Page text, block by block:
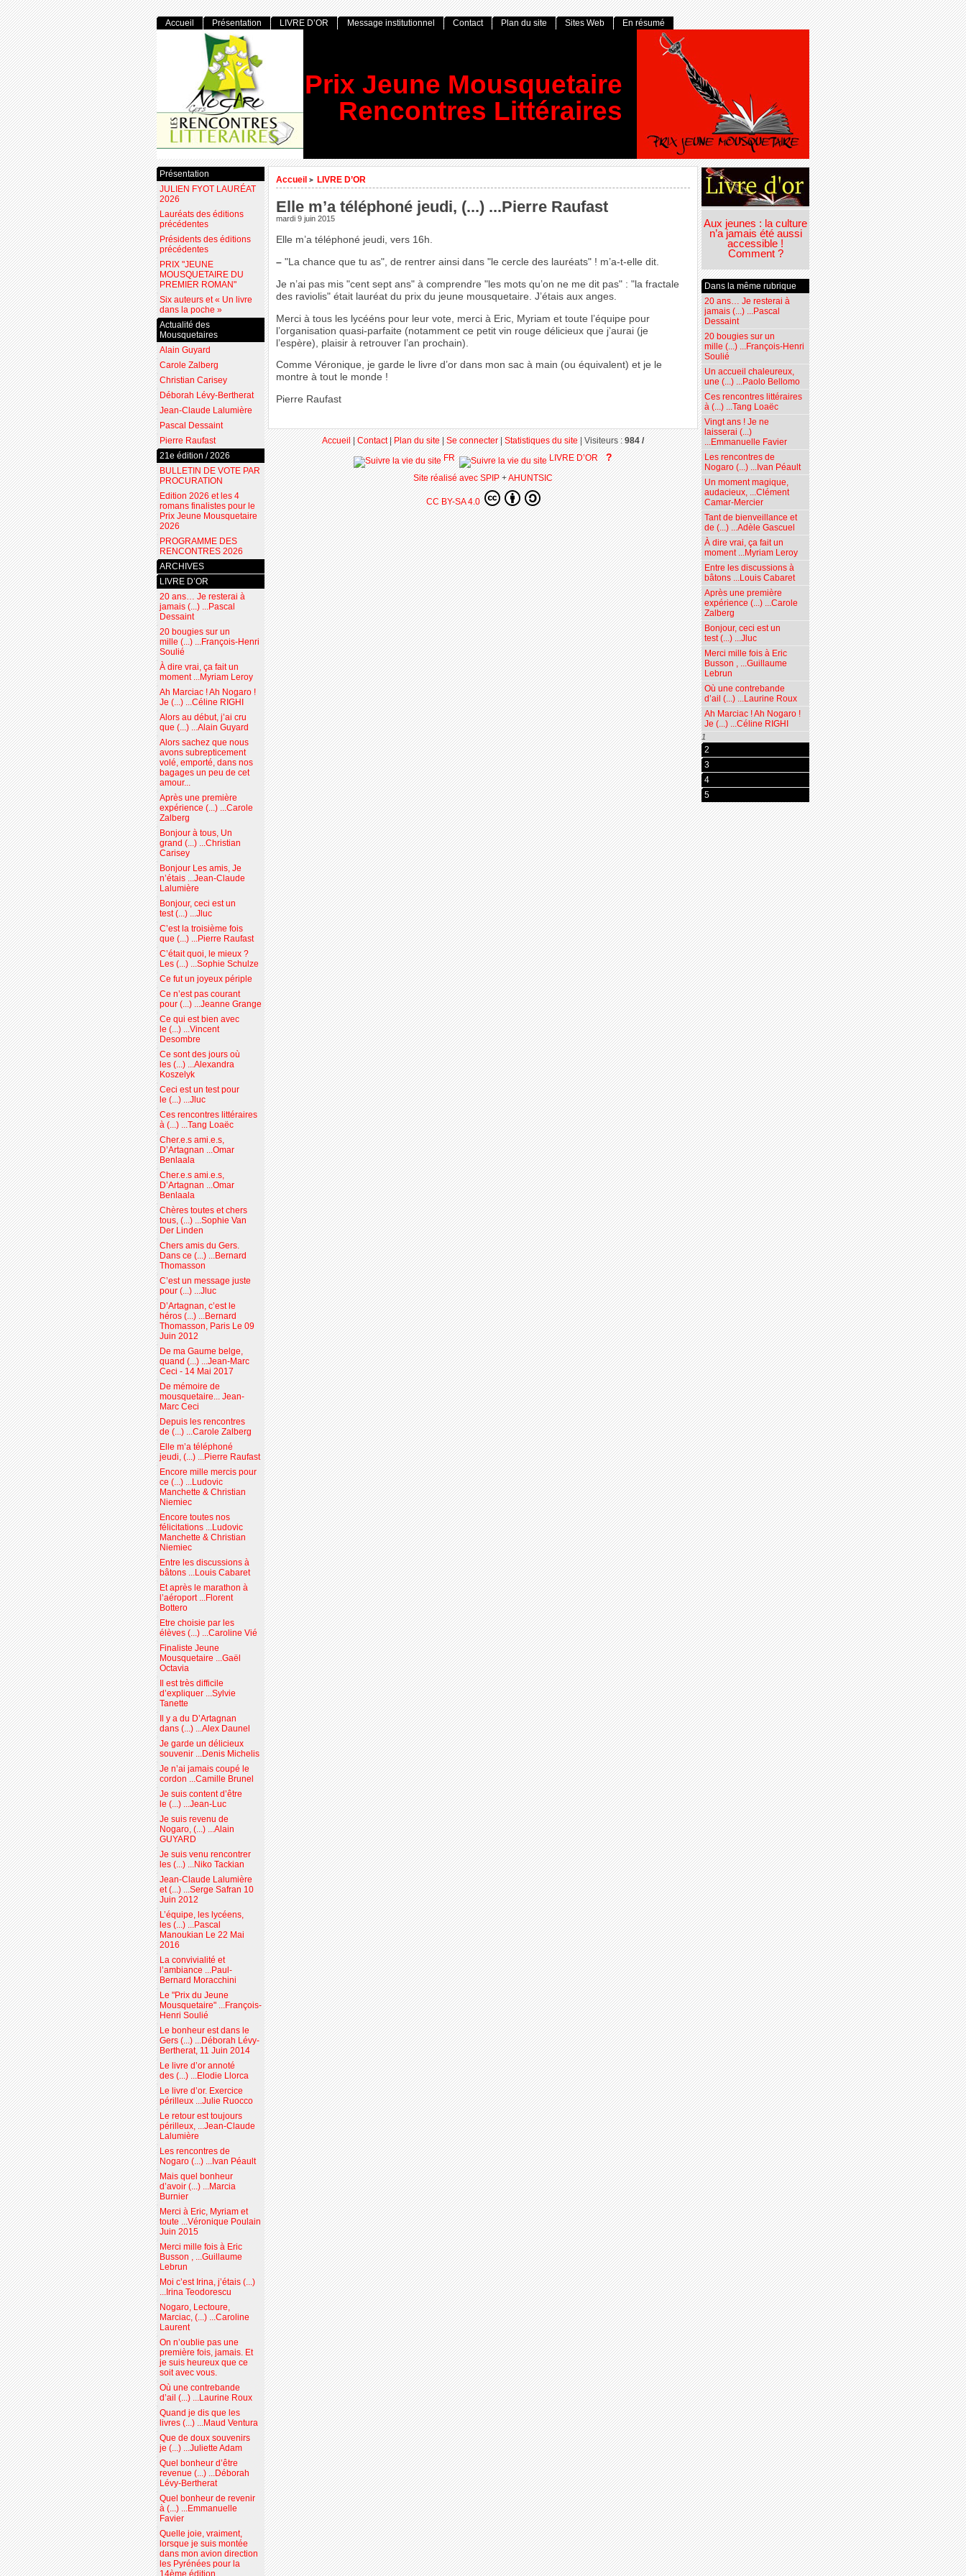
Prix Jeune Mousquetaire
Rencontres Littéraires
Accueil > LIVRE D’OR
Elle m’a téléphoné jeudi, (...) ...Pierre Raufast
mardi 9 juin 2015
Elle m’a téléphoné jeudi, vers 16h.
–"La chance que tu as", de rentrer ainsi dans "le cercle des lauréats" ! m’a-t-elle dit.
Je n’ai pas mis "cent sept ans" à comprendre "les mots qu’on ne me dit pas" : "la fractale
des raviolis" était lauréat du prix du jeune mousquetaire. J’étais aux anges.
Merci à tous les lycééns pour leur vote, merci à Eric, Myriam et toute l’équipe pour
l’organisation quasi-parfaite (notamment ce petit vin rouge délicieux que j’aurai (je
l’espère), plaisir à retrouver l’an prochain).
Comme Véronique, je garde le livre d’or dans mon sac à main (ou équivalent) et je le
montre à tout le monde !
Pierre Raufast
Aux jeunes : la culture
n’a jamais été aussi
accessible !
Comment ?
Dans la même rubrique
20 ans… Je resterai à
jamais (...) ...Pascal
Dessaint
20 bougies sur un
mille (...) ...François-Henri
Soulié
Un accueil chaleureux,
une (...) ...Paolo Bellomo
Ces rencontres littéraires
à (...) ...Tang Loaëc
Vingt ans ! Je ne
laisserai (...)
...Emmanuelle Favier
Les rencontres de
Nogaro (...) ...Ivan Péault
Un moment magique,
audacieux, ...Clément
Camar-Mercier
Tant de bienveillance et
de (...) ...Adèle Gascuel
À dire vrai, ça fait un
moment ...Myriam Leroy
Entre les discussions à
bâtons ...Louis Cabaret
Après une première
expérience (...) ...Carole
Zalberg
Bonjour, ceci est un
test (...) ...Jluc
Merci mille fois à Eric
Busson , ...Guillaume
Lebrun
Où une contrebande
d’ail (...) ...Laurine Roux
Ah Marciac ! Ah Nogaro !
Je (...) ...Céline RIGHI
1
2
3
4
5
Accueil Présentation LIVRE D’OR Message institutionnel Contact Plan du site Sites Web En résumé
Présentation
JULIEN FYOT LAURÉAT
2026
Lauréats des éditions
précédentes
Présidents des éditions
précédentes
PRIX "JEUNE
MOUSQUETAIRE DU
PREMIER ROMAN"
Six auteurs et « Un livre
dans la poche »
Actualité des
Mousquetaires
Alain Guyard
Carole Zalberg
Christian Carisey
Déborah Lévy-Bertherat
Jean-Claude Lalumière
Pascal Dessaint
Pierre Raufast
21e édition / 2026
BULLETIN DE VOTE PAR
PROCURATION
Edition 2026 et les 4
romans finalistes pour le
Prix Jeune Mousquetaire
2026
PROGRAMME DES
RENCONTRES 2026
ARCHIVES
LIVRE D’OR
20 ans… Je resterai à
jamais (...) ...Pascal
Dessaint
20 bougies sur un
mille (...) ...François-Henri
Soulié
À dire vrai, ça fait un
moment ...Myriam Leroy
Ah Marciac ! Ah Nogaro !
Je (...) ...Céline RIGHI
Alors au début, j’ai cru
que (...) ...Alain Guyard
Alors sachez que nous
avons subrepticement
volé, emporté, dans nos
bagages un peu de cet
amour...
Après une première
expérience (...) ...Carole
Zalberg
Bonjour à tous, Un
grand (...) ...Christian
Carisey
Bonjour Les amis, Je
n’étais ...Jean-Claude
Lalumière
Bonjour, ceci est un
test (...) ...Jluc
C’est la troisième fois
que (...) ...Pierre Raufast
C’était quoi, le mieux ?
Les (...) ...Sophie Schulze
Ce fut un joyeux périple
Ce n’est pas courant
pour (...) ...Jeanne Grange
Ce qui est bien avec
le (...) ...Vincent
Desombre
Ce sont des jours où
les (...) ...Alexandra
Koszelyk
Ceci est un test pour
le (...) ...Jluc
Ces rencontres littéraires
à (...) ...Tang Loaëc
Cher.e.s ami.e.s,
D’Artagnan ...Omar
Benlaala
Cher.e.s ami.e.s,
D’Artagnan ...Omar
Benlaala
Chères toutes et chers
tous, (...) ...Sophie Van
Der Linden
Chers amis du Gers.
Dans ce (...) ...Bernard
Thomasson
C’est un message juste
pour (...) ...Jluc
D’Artagnan, c’est le
héros (...) ...Bernard
Thomasson, Paris Le 09
Juin 2012
De ma Gaume belge,
quand (...) ...Jean-Marc
Ceci - 14 Mai 2017
De mémoire de
mousquetaire... Jean-
Marc Ceci
Depuis les rencontres
de (...) ...Carole Zalberg
Elle m’a téléphoné
jeudi, (...) ...Pierre Raufast
Encore mille mercis pour
ce (...) ...Ludovic
Manchette & Christian
Niemiec
Encore toutes nos
félicitations ...Ludovic
Manchette & Christian
Niemiec
Entre les discussions à
bâtons ...Louis Cabaret
Et après le marathon à
l’aéroport ...Florent
Bottero
Etre choisie par les
élèves (...) ...Caroline Vié
Finaliste Jeune
Mousquetaire ...Gaël
Octavia
Il est très difficile
d’expliquer ...Sylvie
Tanette
Il y a du D’Artagnan
dans (...) ...Alex Daunel
Je garde un délicieux
souvenir ...Denis Michelis
Je n’ai jamais coupé le
cordon ...Camille Brunel
Je suis content d’être
le (...) ...Jean-Luc
Je suis revenu de
Nogaro, (...) ...Alain
GUYARD
Je suis venu rencontrer
les (...) ...Niko Tackian
Jean-Claude Lalumière
et (...) ...Serge Safran 10
Juin 2012
L’équipe, les lycéens,
les (...) ...Pascal
Manoukian Le 22 Mai
2016
La convivialité et
l’ambiance ...Paul-
Bernard Moracchini
Le "Prix du Jeune
Mousquetaire" ...François-
Henri Soulié
Le bonheur est dans le
Gers (...) ...Déborah Lévy-
Bertherat, 11 Juin 2014
Le livre d’or annoté
des (...) ...Elodie Llorca
Le livre d’or. Exercice
périlleux ...Julie Ruocco
Le retour est toujours
périlleux, ...Jean-Claude
Lalumière
Les rencontres de
Nogaro (...) ...Ivan Péault
Mais quel bonheur
d’avoir (...) ...Marcia
Burnier
Merci à Eric, Myriam et
toute ...Véronique Poulain
Juin 2015
Merci mille fois à Eric
Busson , ...Guillaume
Lebrun
Moi c’est Irina, j’étais (...)
...Irina Teodorescu
Nogaro, Lectoure,
Marciac, (...) ...Caroline
Laurent
On n’oublie pas une
première fois, jamais. Et
je suis heureux que ce
soit avec vous.
Où une contrebande
d’ail (...) ...Laurine Roux
Quand je dis que les
livres (...) ...Maud Ventura
Que de doux souvenirs
je (...) ...Juliette Adam
Quel bonheur d’être
revenue (...) ...Déborah
Lévy-Bertherat
Quel bonheur de revenir
à (...) ...Emmanuelle
Favier
Quelle joie, vraiment,
lorsque je suis montée
dans mon avion direction
les Pyrénées pour la
Accueil|Contact|Plan du site|Se connecter|Statistiques du site|Visiteurs :984 /
FR
LIVRE D’OR ?
Site réalisé avec SPIP+AHUNTSIC
CC BY-SA 4.0